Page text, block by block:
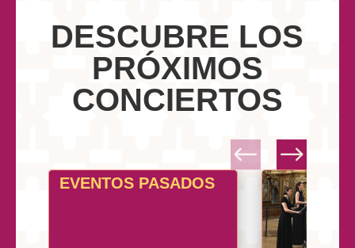
DESCUBRE LOS
PRÓXIMOS
CONCIERTOS
EVENTOS PASADOS